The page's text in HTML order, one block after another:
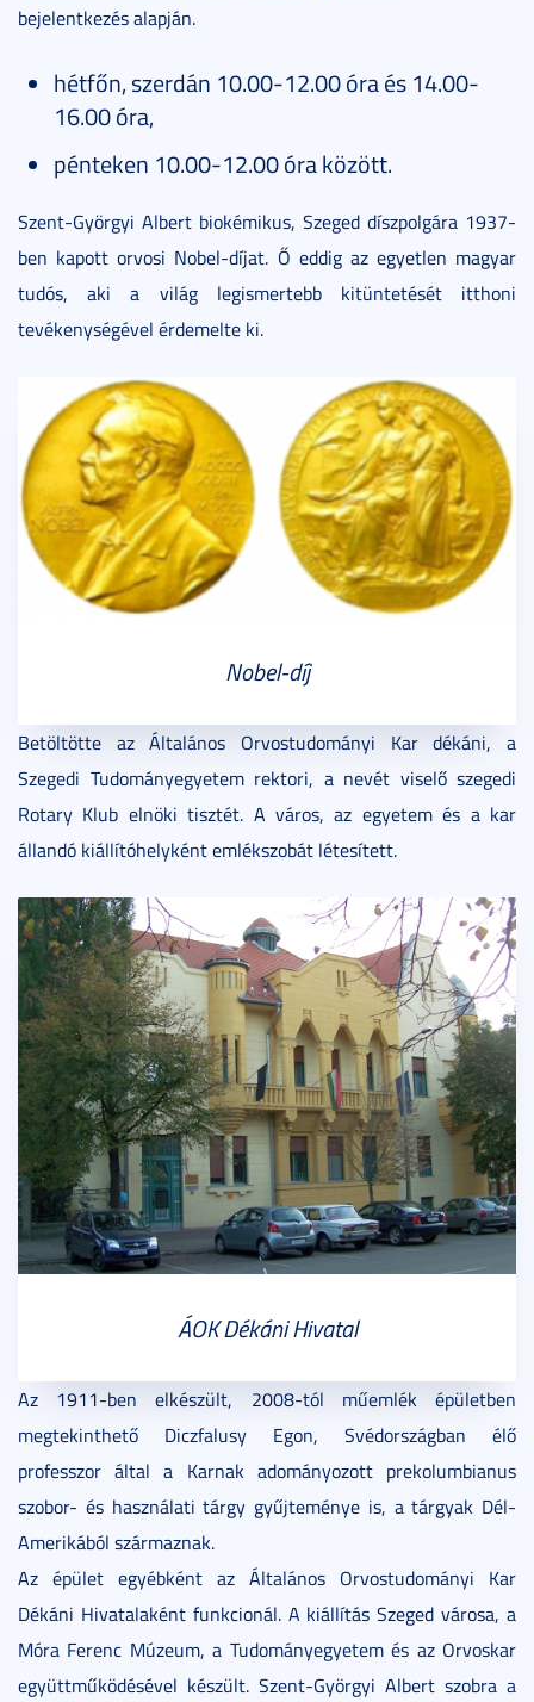
bejelentkezés alapján.
hétfőn, szerdán 10.00-12.00 óra és 14.00-
16.00 óra,
pénteken 10.00-12.00 óra között.
Szent-Györgyi Albert biokémikus, Szeged díszpolgára 1937-
ben kapott orvosi Nobel-díjat. Ő eddig az egyetlen magyar
tudós, aki a világ legismertebb kitüntetését itthoni
tevékenységével érdemelte ki.
Nobel-díj
Betöltötte az Általános Orvostudományi Kar dékáni, a
Szegedi Tudományegyetem rektori, a nevét viselő szegedi
Rotary Klub elnöki tisztét. A város, az egyetem és a kar
állandó kiállítóhelyként emlékszobát létesített.
ÁOK Dékáni Hivatal
Az 1911-ben elkészült, 2008-tól műemlék épületben
megtekinthető Diczfalusy Egon, Svédországban élő
professzor által a Karnak adományozott prekolumbianus
szobor- és használati tárgy gyűjteménye is, a tárgyak Dél-
Amerikából származnak.
Az épület egyébként az Általános Orvostudományi Kar
Dékáni Hivatalaként funkcionál. A kiállítás Szeged városa, a
Móra Ferenc Múzeum, a Tudományegyetem és az Orvoskar
együttműködésével készült. Szent-Györgyi Albert szobra a